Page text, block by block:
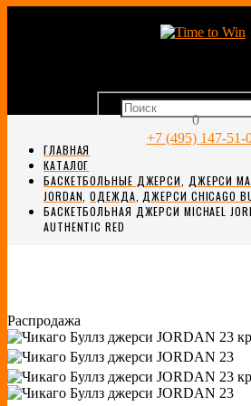
0
+7 (495) 147-51-
ГЛАВНАЯ
КАТАЛОГ
БАСКЕТБОЛЬНЫЕ ДЖЕРСИ
ДЖЕРСИ
JORDAN ,ОДЕЖДА ДЖЕРСИ CHICAGO
БАСКЕТБОЛЬНАЯ ДЖЕРСИ MICHAEL
AUTHENTIC RED
Распродажа